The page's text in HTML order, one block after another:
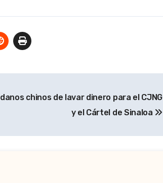
chinos de lavar dinero para el CJNG
y el Cártel de Sinaloa